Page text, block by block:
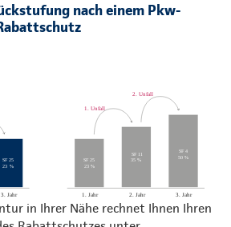
nach einem Pkw-
in Ihrer Nähe rechnet Ihnen Ihren